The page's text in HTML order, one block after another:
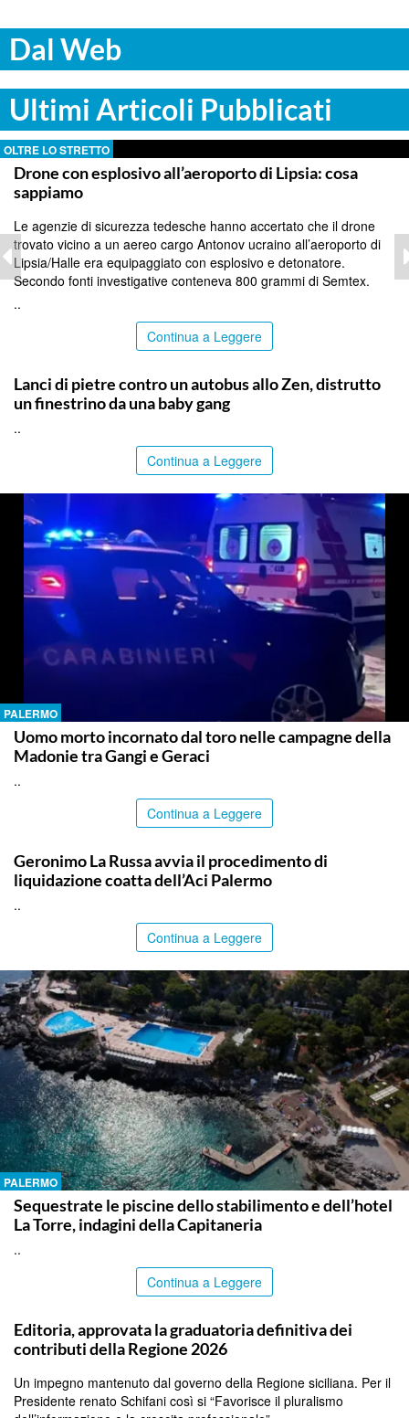
Dal Web
Ultimi Articoli Pubblicati
OLTRE LO STRETTO
Drone con esplosivo all’aeroporto di Lipsia: cosa
sappiamo
Le agenzie di sicurezza tedesche hanno accertato che il drone
trovato vicino a un aereo cargo Antonov ucraino all’aeroporto di
Lipsia/Halle era equipaggiato con esplosivo e detonatore.
Secondo fonti investigative conteneva 800 grammi di Semtex.
..
Continua a Leggere
Lanci di pietre contro un autobus allo Zen, distrutto
un finestrino da una baby gang
..
Continua a Leggere
PALERMO
Uomo morto incornato dal toro nelle campagne della
Madonie tra Gangi e Geraci
..
Continua a Leggere
Geronimo La Russa avvia il procedimento di
liquidazione coatta dell’Aci Palermo
..
Continua a Leggere
PALERMO
Sequestrate le piscine dello stabilimento e dell’hotel
La Torre, indagini della Capitaneria
..
Continua a Leggere
Editoria, approvata la graduatoria definitiva dei
contributi della Regione 2026
Un impegno mantenuto dal governo della Regione siciliana. Per il
Presidente renato Schifani così si “Favorisce il pluralismo